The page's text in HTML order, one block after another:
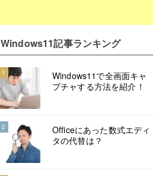
Windows11記事ランキング
1
Windows11で全画面キャ
プチャする方法を紹介！
2
Officeにあった数式エディ
タの代替は？